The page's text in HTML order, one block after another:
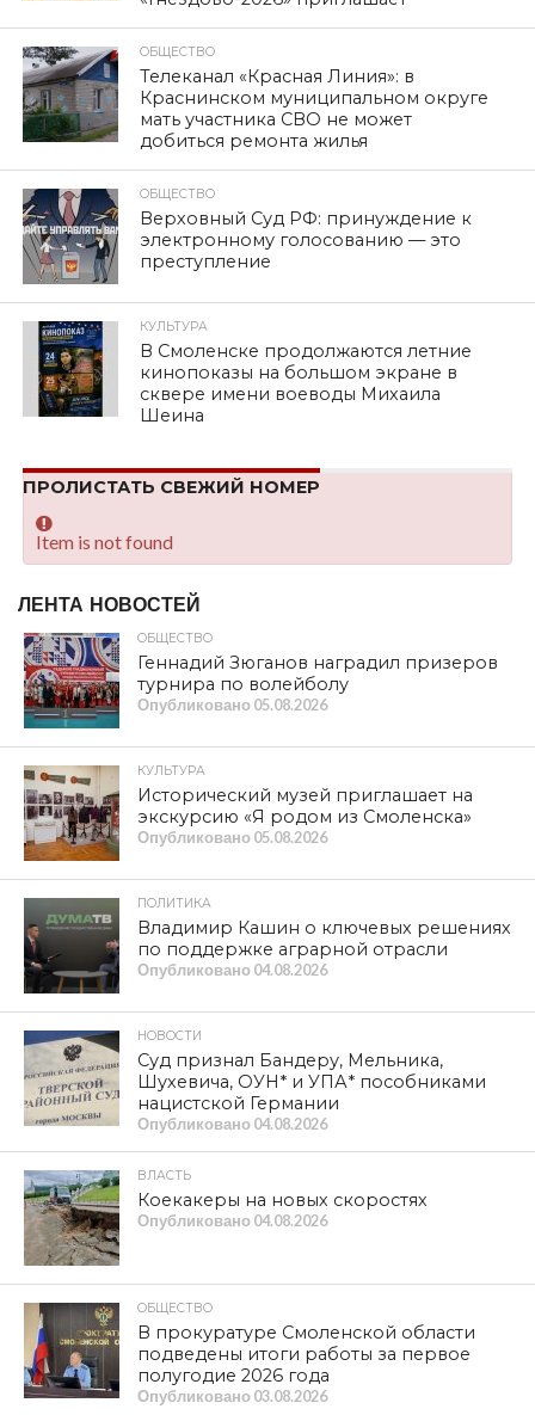
ОБЩЕСТВО
Телеканал «Красная Линия»: в
Краснинском муниципальном округе
мать участника СВО не может
добиться ремонта жилья
ОБЩЕСТВО
Верховный Суд РФ: принуждение к
электронному голосованию — это
преступление
КУЛЬТУРА
В Смоленске продолжаются летние
кинопоказы на большом экране в
сквере имени воеводы Михаила
Шеина
ПРОЛИСТАТЬ СВЕЖИЙ НОМЕР
Item is not found
ЛЕНТА НОВОСТЕЙ
ОБЩЕСТВО
Геннадий Зюганов наградил призеров
турнира по волейболу
Опубликовано 05.08.2026
КУЛЬТУРА
Исторический музей приглашает на
экскурсию «Я родом из Смоленска»
Опубликовано 05.08.2026
ПОЛИТИКА
Владимир Кашин о ключевых решениях
по поддержке аграрной отрасли
Опубликовано 04.08.2026
НОВОСТИ
Суд признал Бандеру, Мельника,
Шухевича, ОУН* и УПА* пособниками
нацистской Германии
Опубликовано 04.08.2026
ВЛАСТЬ
Коекакеры на новых скоростях
Опубликовано 04.08.2026
ОБЩЕСТВО
В прокуратуре Смоленской области
подведены итоги работы за первое
полугодие 2026 года
Опубликовано 03.08.2026